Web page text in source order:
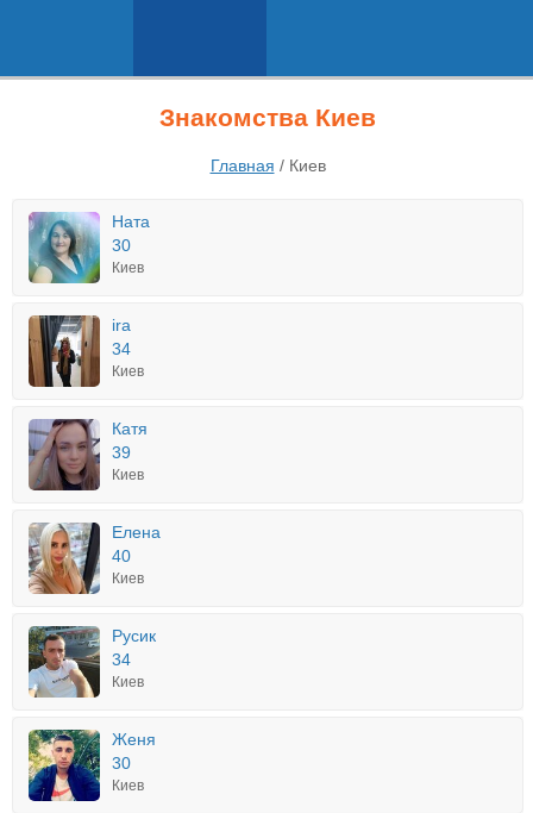
Знакомства Киев
Главная / Киев
Ната
30
Киев
ira
34
Киев
Катя
39
Киев
Елена
40
Киев
Русик
34
Киев
Женя
30
Киев